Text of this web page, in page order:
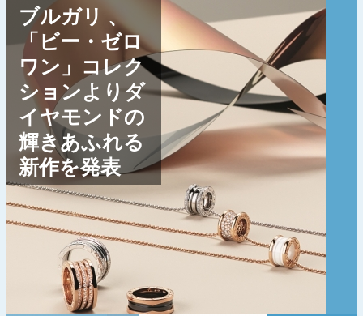
ブルガリ 、
「ビー・ゼロ
ワン」コレク
ションよりダ
イヤモンドの
輝きあふれる
新作を発表